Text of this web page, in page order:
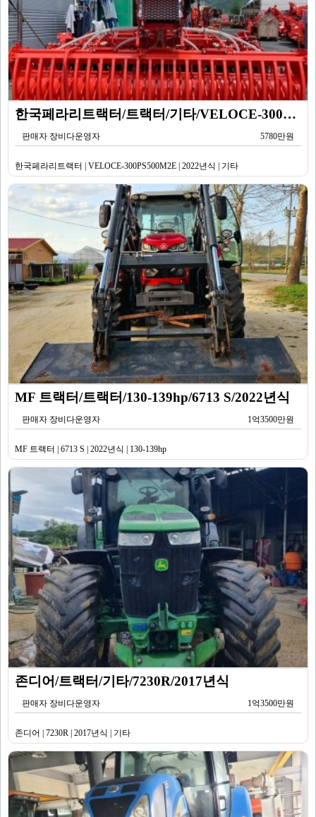
한국페라리트랙터/트랙터/기타/VELOCE-300PS500M2E/2022년식
판매자 장비다운영자 5780만원
한국페라리트랙터 | VELOCE-300PS500M2E | 2022년식 | 기타
MF 트랙터/트랙터/130-139hp/6713 S/2022년식
판매자 장비다운영자 1억3500만원
MF 트랙터 | 6713 S | 2022년식 | 130-139hp
존디어/트랙터/기타/7230R/2017년식
판매자 장비다운영자 1억3500만원
존디어 | 7230R | 2017년식 | 기타